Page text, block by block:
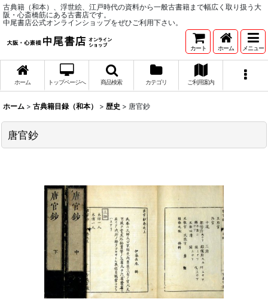
古典籍（和本）、浮世絵、江戸時代の資料から一般古書籍まで幅広く取り扱う大
阪・心斎橋筋にある古書店です。
中尾書店公式オンラインショップをぜひご利用下さい。
カート ホーム メニュー
ホーム トップページへ 商品検索 カテゴリ ご利用案内
ホーム > 古典籍目録（和本） > 歴史 > 唐官鈔
唐官鈔